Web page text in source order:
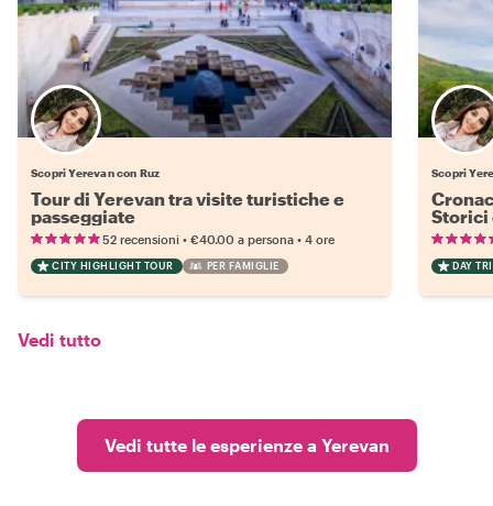
Scopri Yerevan con Ruz
Tour di Yerevan tra visite turistiche e
passeggiate
52 recensioni • €40.00 a persona • 4 ore
CITY HIGHLIGHT TOUR PER FAMIGLIE
Scopri
Storici
DAY
Vedi tutto
Vedi tutte le esperienze a Yerevan